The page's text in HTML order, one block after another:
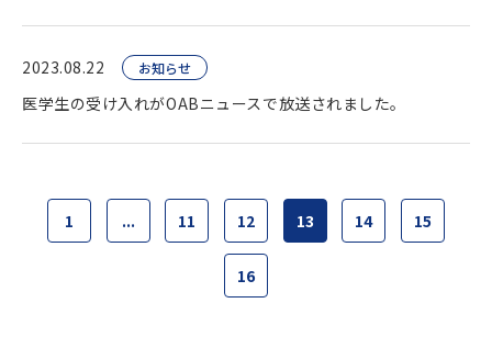
2023.08.22 お知らせ
医学生の受け入れがOABニュースで放送されました。
1 ... 11 12 13 14 15
16